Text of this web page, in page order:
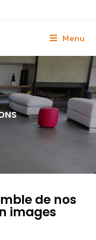
Menu
de nos
images